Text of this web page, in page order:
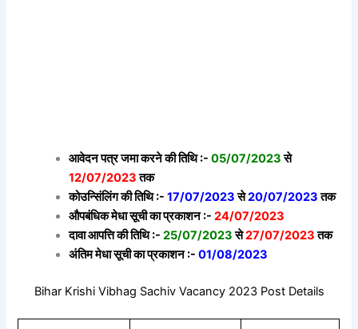
आवेदन पत्र जमा करने की तिथि :-05/07/2023से
12/07/2023तक
कोउन्सिंलिंग की तिथि :-17/07/2023से20/07/2023तक
औपबंधिक मेधा सूची का प्रकाशन :-24/07/2023
दावा आपत्ति की तिथि :- 25/07/2023से27/07/2023तक
अंतिम मेधा सूची का प्रकाशन :- 01/08/2023
Bihar Krishi Vibhag Sachiv Vacancy 2023 Post Details